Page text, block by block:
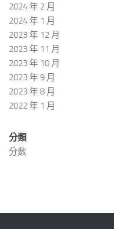
2024 年 2 月
2024 年 1 月
2023 年 12 月
2023 年 11 月
2023 年 10 月
2023 年 9 月
2023 年 8 月
2022 年 1 月
分類
分數